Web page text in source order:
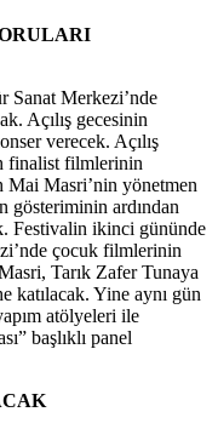
Sanat Merkezi’nde
Açılış gecesinin
verecek. Açılış
finalist filmlerinin
Mai Masri’nin yönetmen
gösteriminin ardından
Festivalin ikinci gününde
çocuk filmlerinin
Tarık Zafer Tunaya
katılacak. Yine aynı gün
atölyeleri ile
başlıklı panel